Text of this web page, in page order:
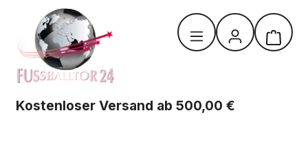
Zum Hauptinhalt springen
Kostenloser Versand ab 500,00 €